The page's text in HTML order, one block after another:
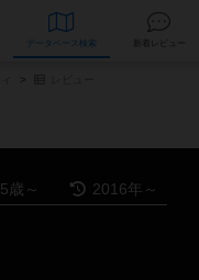
データベース
5歳～ 2016年～